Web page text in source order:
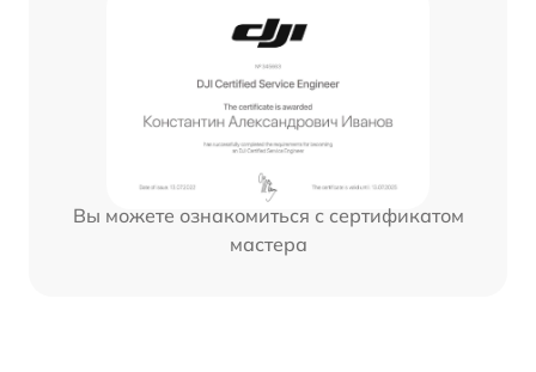
Вы можете ознакомиться с сертификатом
мастера